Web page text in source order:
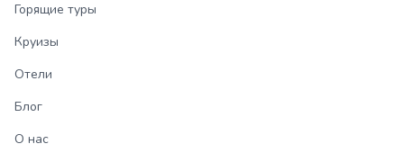
Горящие туры
Круизы
Отели
Блог
О нас